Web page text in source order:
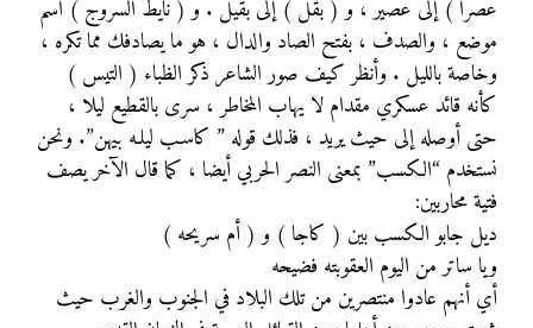
عصرا ) إلى عصير ، و ( بقل ) إلى بقيل . و ( نايط السروج ) اسم
موضع ، والصدف ، بفتح الصاد والدال ، هو ما يصادفك مما تكره ،
وخاصة بالليل . وأنظر كيف صور الشاعر ذكر الظباء ( التيس )
كأنه قائد عسكري مقدام لا يهاب المخاطر ، سرى بالقطيع ليلا ،
حتى أوصله إلى حيث يريد ، فذلك قوله ” كاسـب ليلـه بيهن”. ونحن
نستخدم “الكسب” بمعنى النصر الحربي أيضا ، كما قال الآخر يصف
فتية محاربين:
ديل جابو الكسب بين ( كاجا ) و ( أم سريحه )
ويا ساتر من اليوم العقوبته فضيحه
أي أنهم عادوا منتصرين من تلك البلاد في الجنوب والغرب حيث